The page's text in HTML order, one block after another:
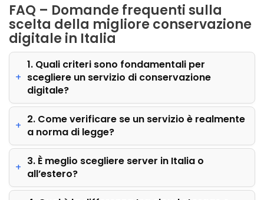
FAQ – Domande frequenti sulla
scelta della migliore conservazione
digitale in Italia
1. Quali criteri sono fondamentali per
scegliere un servizio di conservazione
digitale?
2. Come verificare se un servizio è realmente
a norma di legge?
3. È meglio scegliere server in Italia o
all’estero?